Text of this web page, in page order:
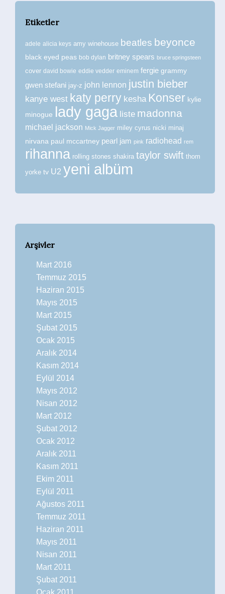
Etiketler
adele alicia keys amy winehouse beatles beyonce
black eyed peas bob dylan britney spears bruce springsteen
cover david bowie eddie vedder eminem fergie grammy
gwen stefani jay-z john lennon justin bieber
kanye west katy perry kesha Konser kylie
minogue
lady gaga liste madonna
michael jackson Mick Jagger miley cyrus nicki minaj
nirvana paul mccartney pearl jam pink radiohead rem
rihanna rolling stones shakira taylor swift thom
yorke tv U2 yeni albüm
Arşivler
Mart 2016
Temmuz 2015
Haziran 2015
Mayıs 2015
Mart 2015
Şubat 2015
Ocak 2015
Aralık 2014
Kasım 2014
Eylül 2014
Mayıs 2012
Nisan 2012
Mart 2012
Şubat 2012
Ocak 2012
Aralık 2011
Kasım 2011
Ekim 2011
Eylül 2011
Ağustos 2011
Temmuz 2011
Haziran 2011
Mayıs 2011
Nisan 2011
Mart 2011
Şubat 2011